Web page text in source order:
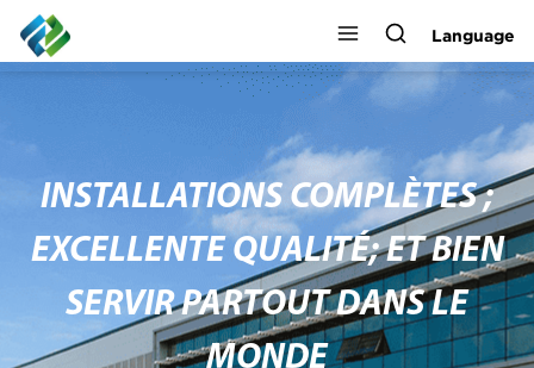
Language
INSTALLATIONS COMPLÈTES ;
EXCELLENTE QUALITÉ; ET BIEN
SERVIR PARTOUT DANS LE
MONDE